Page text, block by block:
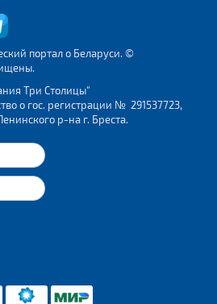
портал о Беларуси. ©
Три Столицы"
о гос. регистрации № 291537723,
р-на г. Бреста.